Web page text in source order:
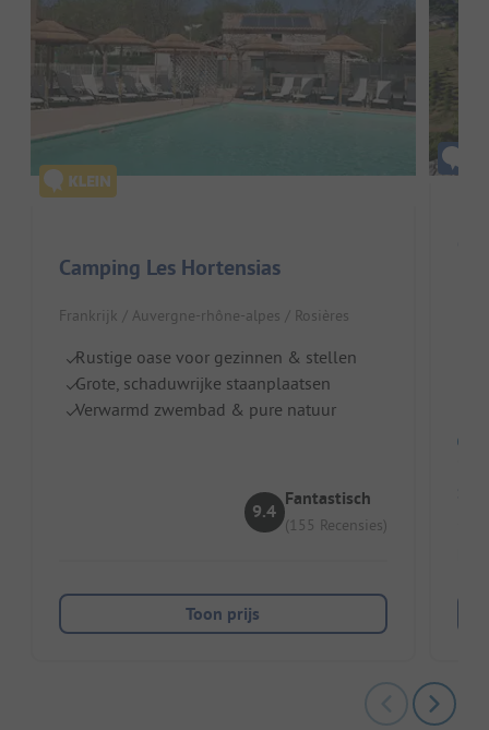
Camping Les Hortensias
Frankrijk / Auvergne-rhône-alpes / Rosières
Rustige oase voor gezinnen & stellen
Grote, schaduwrijke staanplaatsen
Verwarmd zwembad & pure natuur
9.4
Fantastisch
(155 Recensies)
Toon prijs